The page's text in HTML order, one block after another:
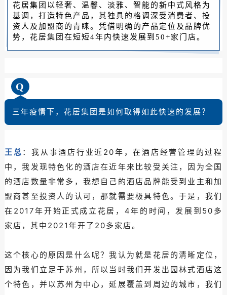
花居集团以轻奢、温馨、淡雅、智能的新中式风格为
基调，打造特色产品，其独具的格调深受消费者、投
资人及加盟商的青睐。凭借明确的产品定位及品牌优
势，花居集团在短短4年内快速发展到50+家门店。
Q
三年疫情下，花居集团是如何取得如此快速的发展？
王总 ：我从事酒店行业近20年，在酒店经营管理的过程
中，我发现特色化的酒店在近年来比较受关注，因为全国
的酒店数量非常多，我想自己的酒店品牌能受到业主和加
盟商甚至投资人的认可，那就需要极具特色。于是，我们
在2017年开始正式成立花居，4年的时间，发展到50多
家店，其中2021年开了20多家店。
这个核心的原因是什么呢？我认为就是花居的清晰定位，
因为我们立足于苏州，所以当时我们开发出园林式酒店这
个特色，并以苏州为中心，延展覆盖到周边的城市，我们